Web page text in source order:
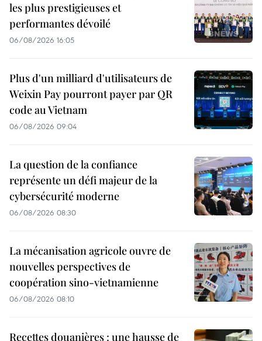
les plus prestigieuses et
performantes dévoilé
06/08/2026 16:05
Plus d'un milliard d'utilisateurs de
Weixin Pay pourront payer par QR
code au Vietnam
06/08/2026 09:04
La question de la confiance
représente un défi majeur de la
cybersécurité moderne
06/08/2026 08:30
La mécanisation agricole ouvre de
nouvelles perspectives de
coopération sino-vietnamienne
06/08/2026 08:10
Recettes douanières : une hausse de